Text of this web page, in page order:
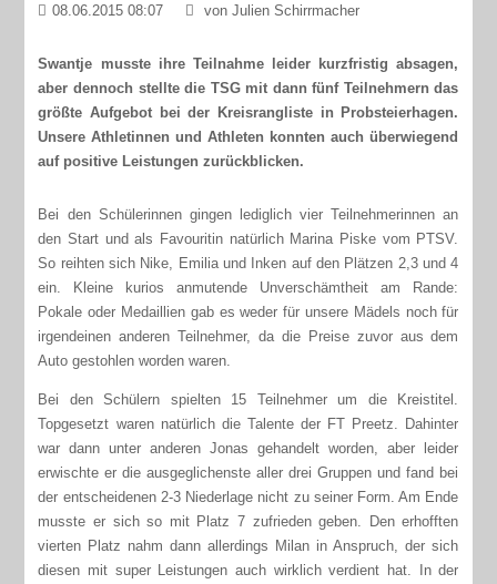
08.06.2015 08:07 von Julien Schirrmacher
Swantje musste ihre Teilnahme leider kurzfristig absagen,
aber dennoch stellte die TSG mit dann fünf Teilnehmern das
größte Aufgebot bei der Kreisrangliste in Probsteierhagen.
Unsere Athletinnen und Athleten konnten auch überwiegend
auf positive Leistungen zurückblicken.
Bei den Schülerinnen gingen lediglich vier Teilnehmerinnen an
den Start und als Favouritin natürlich Marina Piske vom PTSV.
So reihten sich Nike, Emilia und Inken auf den Plätzen 2,3 und 4
ein. Kleine kurios anmutende Unverschämtheit am Rande:
Pokale oder Medaillien gab es weder für unsere Mädels noch für
irgendeinen anderen Teilnehmer, da die Preise zuvor aus dem
Auto gestohlen worden waren.
Bei den Schülern spielten 15 Teilnehmer um die Kreistitel.
Topgesetzt waren natürlich die Talente der FT Preetz. Dahinter
war dann unter anderen Jonas gehandelt worden, aber leider
erwischte er die ausgeglichenste aller drei Gruppen und fand bei
der entscheidenen 2-3 Niederlage nicht zu seiner Form. Am Ende
musste er sich so mit Platz 7 zufrieden geben. Den erhofften
vierten Platz nahm dann allerdings Milan in Anspruch, der sich
diesen mit super Leistungen auch wirklich verdient hat. In der